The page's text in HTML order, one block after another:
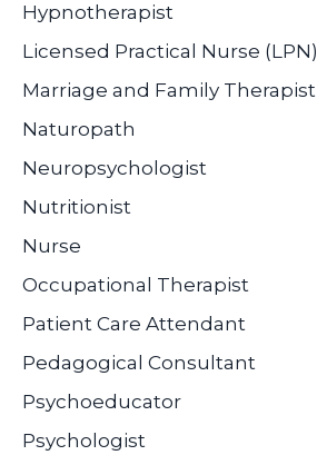
Hypnotherapist
Licensed Practical Nurse (LPN)
Marriage and Family Therapist
Naturopath
Neuropsychologist
Nutritionist
Nurse
Occupational Therapist
Patient Care Attendant
Pedagogical Consultant
Psychoeducator
Psychologist